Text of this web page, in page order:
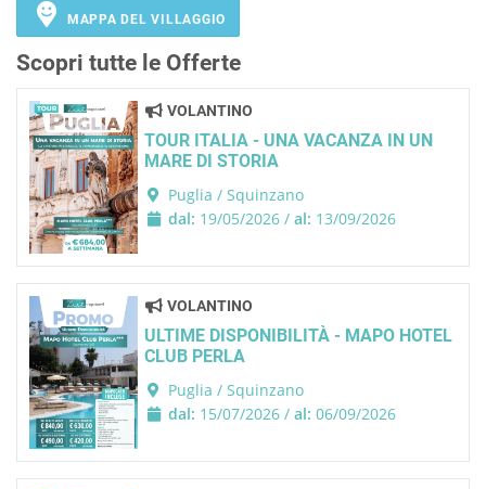
MAPPA DEL VILLAGGIO
Scopri tutte le Offerte
VOLANTINO
TOUR ITALIA - UNA VACANZA IN UN
MARE DI STORIA
Puglia / Squinzano
dal: 19/05/2026 / al: 13/09/2026
VOLANTINO
ULTIME DISPONIBILITÀ - MAPO HOTEL
CLUB PERLA
Puglia / Squinzano
dal: 15/07/2026 / al: 06/09/2026